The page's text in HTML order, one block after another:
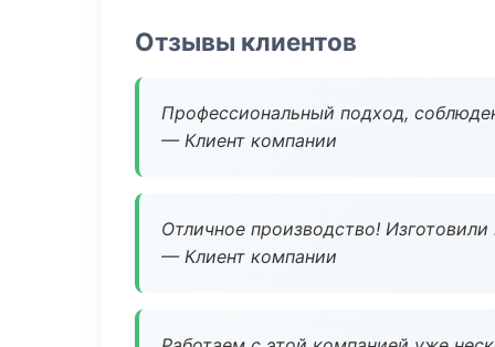
Отзывы клиентов
Профессиональный подход,
— Клиент компании
Отличное производство!
— Клиент компании